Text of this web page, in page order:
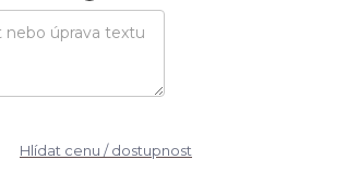
Hlídat cenu / dostupnost